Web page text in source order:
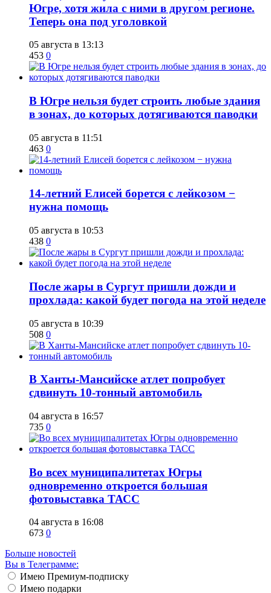
Югре, хотя жила с ними в другом регионе.
Теперь она под уголовкой
05 августа в 13:13
453 0
В Югре нельзя будет строить любые здания
в зонах, до которых дотягиваются паводки
05 августа в 11:51
463 0
14-летний Елисей борется с лейкозом −
нужна помощь
05 августа в 10:53
438 0
​После жары в Сургут пришли дожди и
прохлада: какой будет погода на этой неделе
05 августа в 10:39
508 0
​В Ханты-Мансийске атлет попробует
сдвинуть 10-тонный автомобиль
04 августа в 16:57
735 0
Во всех муниципалитетах Югры
одновременно откроется большая
фотовыставка ТАСС
04 августа в 16:08
673 0
Больше новостей
Вы в Телеграмме:
Имею Премиум-подписку
Имею подарки